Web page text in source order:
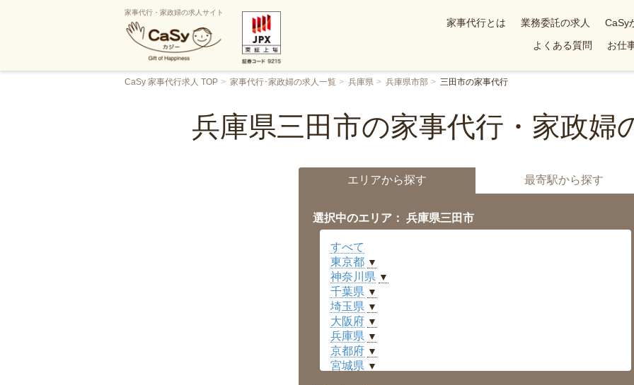
家事代行・家政婦の求人サイト
家事代行とは 業務委託の求人
CaSy
よくある質問
お仕
CaSy 家事代行求人 TOP 家事代行･家政婦の求人一覧 兵庫県 兵庫県市部 三田市の家事代行
兵庫県三田市の家事代行・家政婦
エリアから探す 最寄駅から探す
選択中のエリア： 兵庫県三田市
すべて
東京都 ▼
神奈川県 ▼
千葉県 ▼
埼玉県 ▼
大阪府 ▼
兵庫県 ▼
京都府 ▼
宮城県 ▼